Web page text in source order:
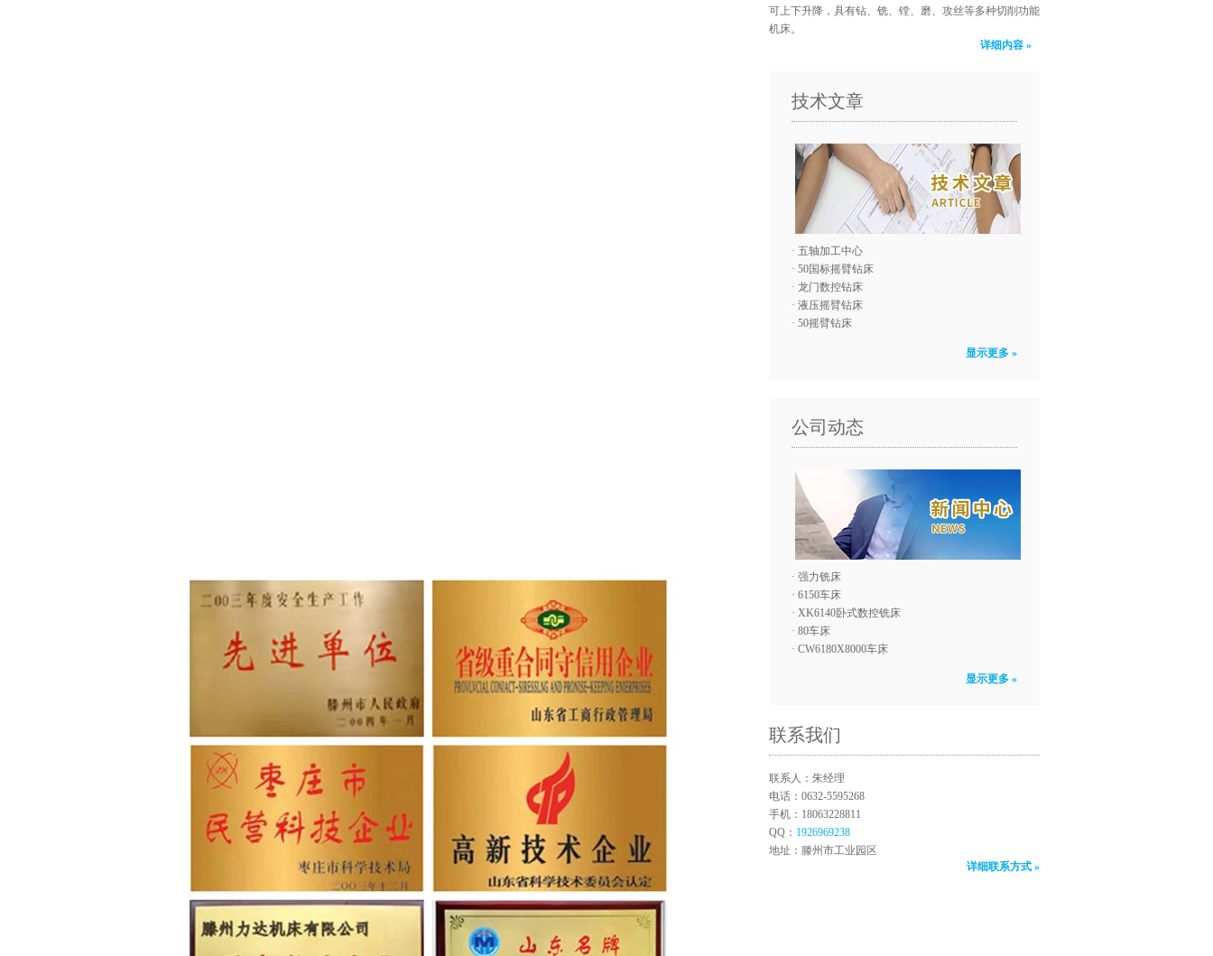
可上下升降，具有钻、铣、镗、磨、攻丝等多种切削功能
机床。
详细内容 »
技术文章
· 五轴加工中心
· 50国标摇臂钻床
· 龙门数控钻床
· 液压摇臂钻床
· 50摇臂钻床
显示更多 »
公司动态
· 强力铣床
· 6150车床
· XK6140卧式数控铣床
· 80车床
· CW6180X8000车床
显示更多 »
联系我们
联系人：朱经理
电话：0632-5595268
手机：18063228811
QQ： 1926969238
地址：滕州市工业园区
详细联系方式 »